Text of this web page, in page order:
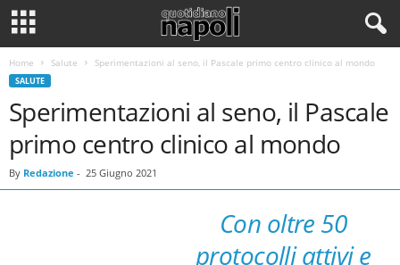
Home Salute Sperimentazioni al seno, il Pascale primo centro clinico al mondo
SALUTE
Sperimentazioni al seno, il Pascale
primo centro clinico al mondo
By Redazione - 25 Giugno 2021
Con oltre 50
protocolli attivi e